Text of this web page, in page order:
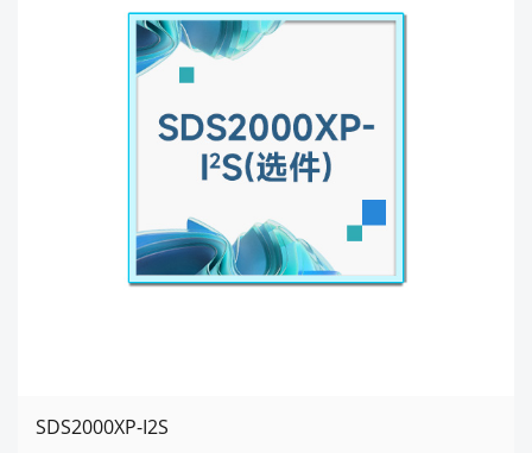
SDS2000XP-I2S